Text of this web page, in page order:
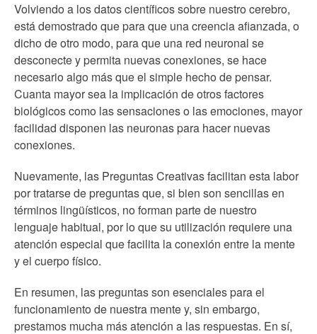
Volviendo a los datos científicos sobre nuestro cerebro,
está demostrado que para que una creencia afianzada, o
dicho de otro modo, para que una red neuronal se
desconecte y permita nuevas conexiones, se hace
necesario algo más que el simple hecho de pensar.
Cuanta mayor sea la implicación de otros factores
biológicos como las sensaciones o las emociones, mayor
facilidad disponen las neuronas para hacer nuevas
conexiones.
Nuevamente, las Preguntas Creativas facilitan esta labor
por tratarse de preguntas que, si bien son sencillas en
términos lingüísticos, no forman parte de nuestro
lenguaje habitual, por lo que su utilización requiere una
atención especial que facilita la conexión entre la mente
y el cuerpo físico.
En resumen, las preguntas son esenciales para el
funcionamiento de nuestra mente y, sin embargo,
prestamos mucha más atención a las respuestas. En sí,